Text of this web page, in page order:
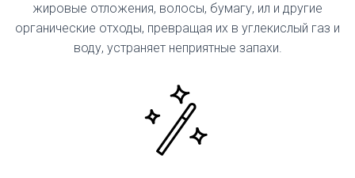
жировые отложения, волосы, бумагу, ил и другие
органические отходы, превращая их в углекислый газ и
воду, устраняет неприятные запахи.